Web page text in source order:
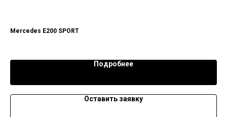
Mercedes E200 SPORT
Подробнее
Оставить заявку